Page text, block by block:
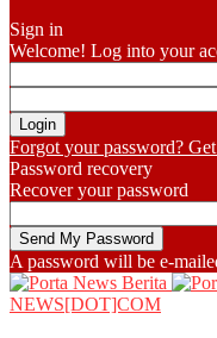
Sign in
Welcome! Log into your
Forgot your password?
Password recovery
Recover your password
A password will be e-
NEWS[DOT]COM